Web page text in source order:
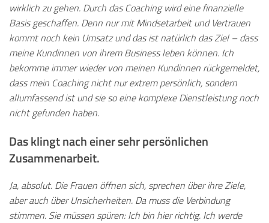
wirklich zu gehen. Durch das Coaching wird eine finanzielle
Basis geschaffen. Denn nur mit Mindsetarbeit und Vertrauen
kommt noch kein Umsatz und das ist natürlich das Ziel – dass
meine Kundinnen von ihrem Business leben können. Ich
bekomme immer wieder von meinen Kundinnen rückgemeldet,
dass mein Coaching nicht nur extrem persönlich, sondern
allumfassend ist und sie so eine komplexe Dienstleistung noch
nicht gefunden haben.
Das klingt nach einer sehr persönlichen
Zusammenarbeit.
Ja, absolut. Die Frauen öffnen sich, sprechen über ihre Ziele,
aber auch über Unsicherheiten. Da muss die Verbindung
stimmen. Sie müssen spüren: Ich bin hier richtig. Ich werde